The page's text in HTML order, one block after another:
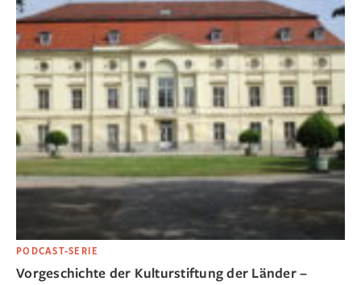
PODCAST-SERIE
Vorgeschichte der Kulturstiftung der Länder –